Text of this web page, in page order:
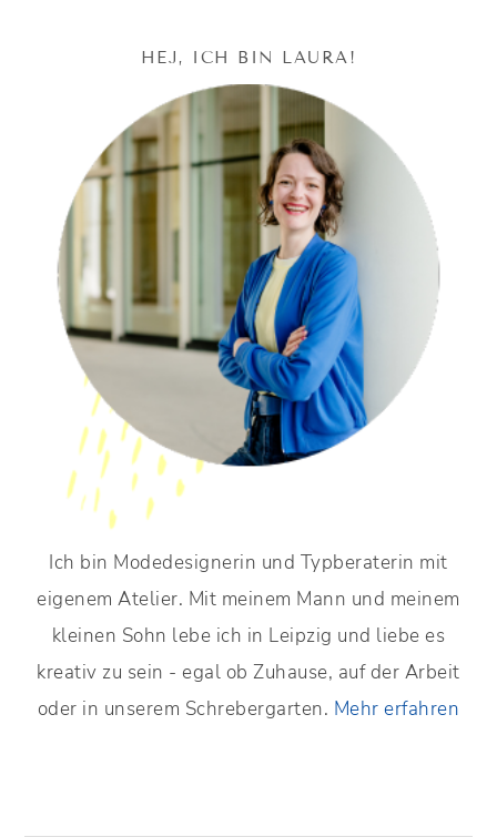
HEJ, ICH BIN LAURA!
Ich bin Modedesignerin und Typberaterin mit
eigenem Atelier. Mit meinem Mann und meinem
kleinen Sohn lebe ich in Leipzig und liebe es
kreativ zu sein - egal ob Zuhause, auf der Arbeit
oder in unserem Schrebergarten. Mehr erfahren